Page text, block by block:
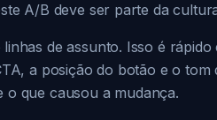
A/B deve ser parte da
de assunto. Isso é
a posição do botão e o
o que causou a mudança.